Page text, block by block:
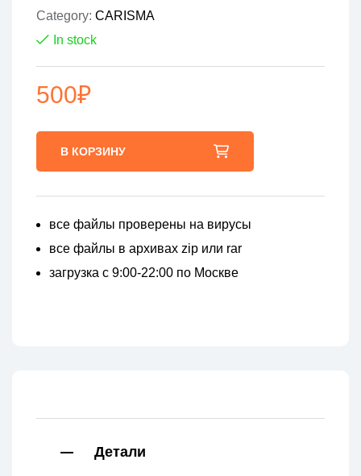
Category: CARISMA
In stock
500₽
В КОРЗИНУ
все файлы проверены на вирусы
все файлы в архивах zip или rar
загрузка с 9:00-22:00 по Москве
Детали